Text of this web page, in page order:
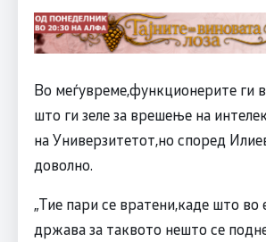
Во меѓувреме,функционерите ги
што ги зеле за врешење на
на Универзитетот,но според
доволно.
„Тие пари се вратени,каде што во
држава за таквото нешто се